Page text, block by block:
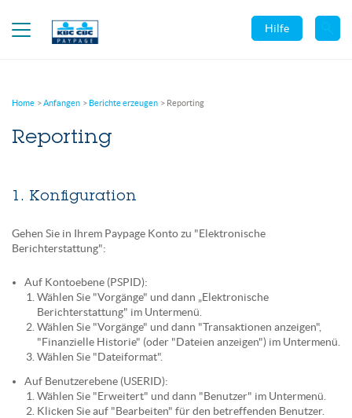
Hilfe
Home Anfangen Berichte erzeugen Reporting
Reporting
1. Konfiguration
Gehen Sie in Ihrem Paypage Konto zu "Elektronische
Berichterstattung":
Auf Kontoebene (PSPID):
Wählen Sie "Vorgänge" und dann „Elektronische
Berichterstattung" im Untermenü.
Wählen Sie "Vorgänge" und dann "Transaktionen anzeigen",
"Finanzielle Historie" (oder "Dateien anzeigen") im Untermenü.
Wählen Sie "Dateiformat".
Auf Benutzerebene (USERID):
Wählen Sie "Erweitert" und dann "Benutzer" im Untermenü.
Klicken Sie auf "Bearbeiten" für den betreffenden Benutzer.